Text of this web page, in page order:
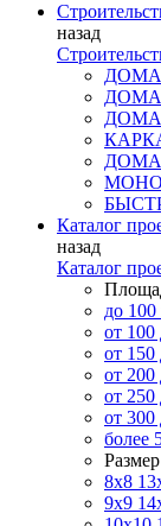
назад
ДОМА
ДОМА
ДОМА
Каталог
назад
Каталог
до 100
от 100
от 150
от 200
от 250
от 300
более
Размер
8х8
9х9